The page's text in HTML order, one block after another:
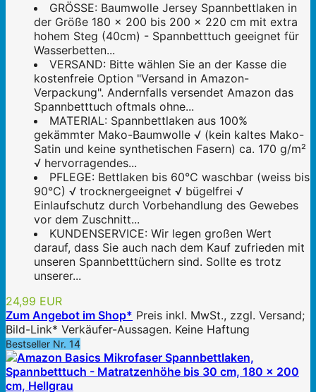
GRÖSSE: Baumwolle Jersey Spannbettlaken in
der Größe 180 x 200 bis 200 x 220 cm mit extra
hohem Steg (40cm) - Spannbetttuch geeignet für
Wasserbetten...
VERSAND: Bitte wählen Sie an der Kasse die
kostenfreie Option "Versand in Amazon-
Verpackung". Andernfalls versendet Amazon das
Spannbetttuch oftmals ohne...
MATERIAL: Spannbettlaken aus 100%
gekämmter Mako-Baumwolle √ (kein kaltes Mako-
Satin und keine synthetischen Fasern) ca. 170 g/m²
√ hervorragendes...
PFLEGE: Bettlaken bis 60°C waschbar (weiss bis
90°C) √ trocknergeeignet √ bügelfrei √
Einlaufschutz durch Vorbehandlung des Gewebes
vor dem Zuschnitt...
KUNDENSERVICE: Wir legen großen Wert
darauf, dass Sie auch nach dem Kauf zufrieden mit
unseren Spannbetttüchern sind. Sollte es trotz
unserer...
24,99 EUR
Zum Angebot im Shop* Preis inkl. MwSt., zzgl. Versand;
Bild-Link* Verkäufer-Aussagen. Keine Haftung
Bestseller Nr. 14